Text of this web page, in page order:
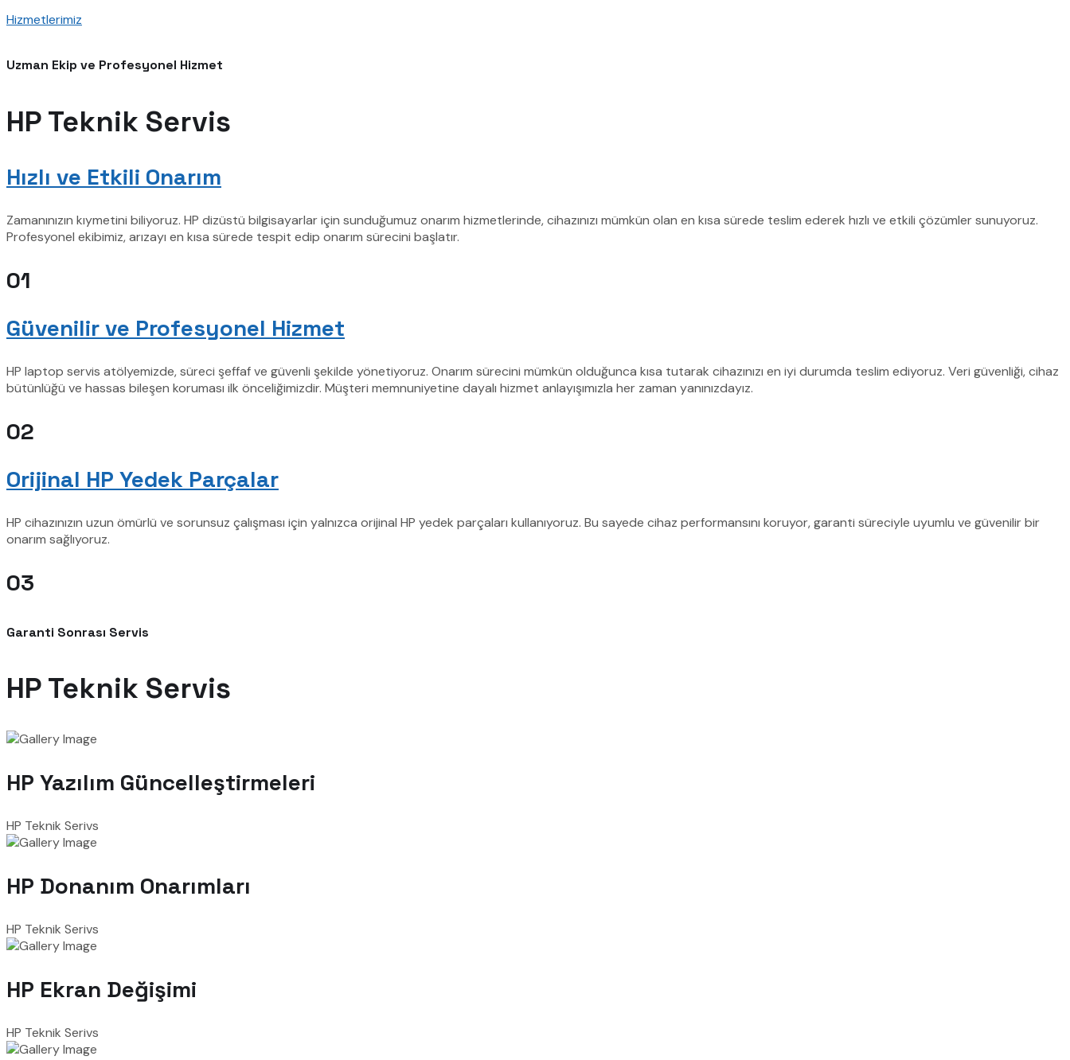
Hizmetlerimiz
Uzman Ekip ve Profesyonel Hizmet
HP Teknik Servis
Hızlı ve Etkili Onarım
Zamanınızın kıymetini biliyoruz. HP dizüstü bilgisayarlar için sunduğumuz onarım hizmetlerinde, cihazınızı mümkün olan en kısa sürede teslim ederek hızlı ve etkili çözümler sunuyoruz.
Profesyonel ekibimiz, arızayı en kısa sürede tespit edip onarım sürecini başlatır.
01
Güvenilir ve Profesyonel Hizmet
HP laptop servis atölyemizde, süreci şeffaf ve güvenli şekilde yönetiyoruz. Onarım sürecini mümkün olduğunca kısa tutarak cihazınızı en iyi durumda teslim ediyoruz. Veri güvenliği, cihaz
bütünlüğü ve hassas bileşen koruması ilk önceliğimizdir. Müşteri memnuniyetine dayalı hizmet anlayışımızla her zaman yanınızdayız.
02
Orijinal HP Yedek Parçalar
HP cihazınızın uzun ömürlü ve sorunsuz çalışması için yalnızca orijinal HP yedek parçaları kullanıyoruz. Bu sayede cihaz performansını koruyor, garanti süreciyle uyumlu ve güvenilir bir
onarım sağlıyoruz.
03
Garanti Sonrası Servis
HP Teknik Servis
HP Yazılım Güncelleştirmeleri
HP Teknik Serivs
HP Donanım Onarımları
HP Teknik Serivs
HP Ekran Değişimi
HP Teknik Serivs